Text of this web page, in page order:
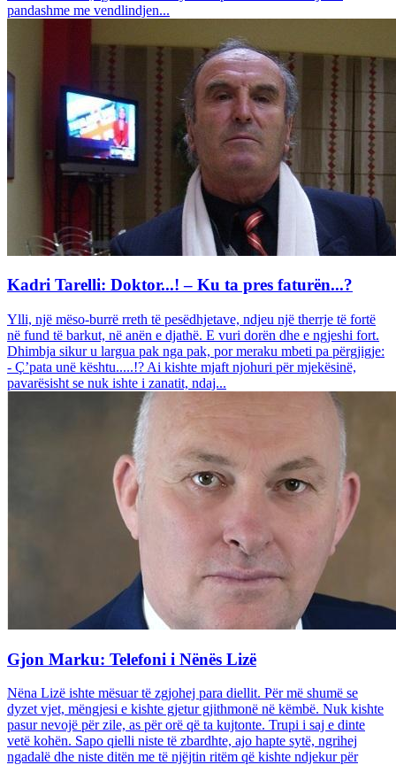
pandashme me vendlindjen...
Kadri Tarelli: Doktor...! – Ku ta pres faturën...?
Ylli, një mëso-burrë rreth të pesëdhjetave, ndjeu një therrje të fortë
në fund të barkut, në anën e djathë. E vuri dorën dhe e ngjeshi fort.
Dhimbja sikur u largua pak nga pak, por meraku mbeti pa përgjigje:
- Ç’pata unë kështu.....!? Ai kishte mjaft njohuri për mjekësinë,
pavarësisht se nuk ishte i zanatit, ndaj...
Gjon Marku: Telefoni i Nënës Lizë
Nëna Lizë ishte mësuar të zgjohej para diellit. Për më shumë se
dyzet vjet, mëngjesi e kishte gjetur gjithmonë në këmbë. Nuk kishte
pasur nevojë për zile, as për orë që ta kujtonte. Trupi i saj e dinte
vetë kohën. Sapo qielli niste të zbardhte, ajo hapte sytë, ngrihej
ngadalë dhe niste ditën me të njëjtin ritëm që kishte ndjekur për